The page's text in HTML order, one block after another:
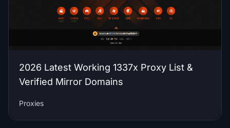
2026 Latest Working 1337x Proxy List &
Verified Mirror Domains
Proxies